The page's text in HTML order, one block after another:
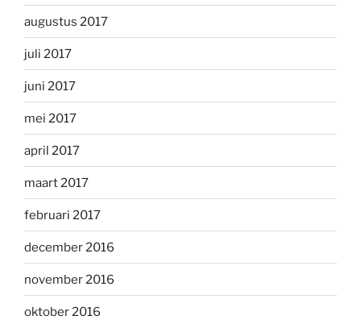
augustus 2017
juli 2017
juni 2017
mei 2017
april 2017
maart 2017
februari 2017
december 2016
november 2016
oktober 2016